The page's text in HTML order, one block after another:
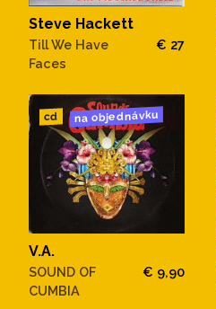
Steve Hackett
Till We Have
Faces
€ 27
cd na objednávku
V.A.
SOUND OF
CUMBIA
€ 9,90